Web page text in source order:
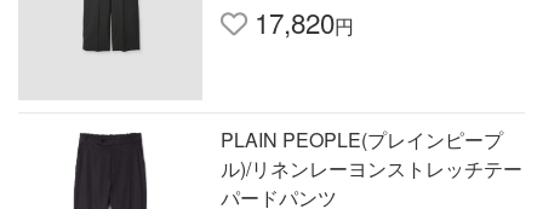
17,820円
PLAIN PEOPLE(プレインピープ
ル)/リネンレーヨンストレッチテー
パードパンツ